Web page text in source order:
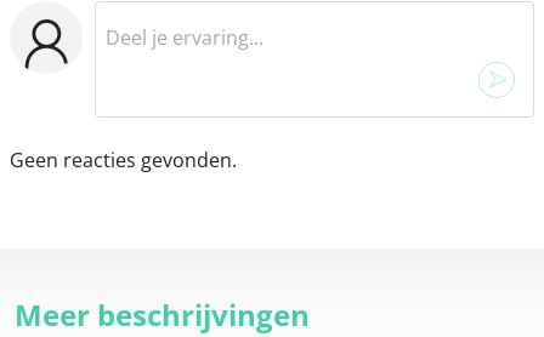
Geen reacties gevonden.
Meer beschrijvingen